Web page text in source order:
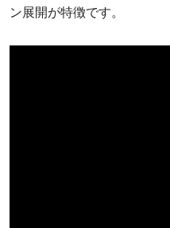
ン展開が特徴です。